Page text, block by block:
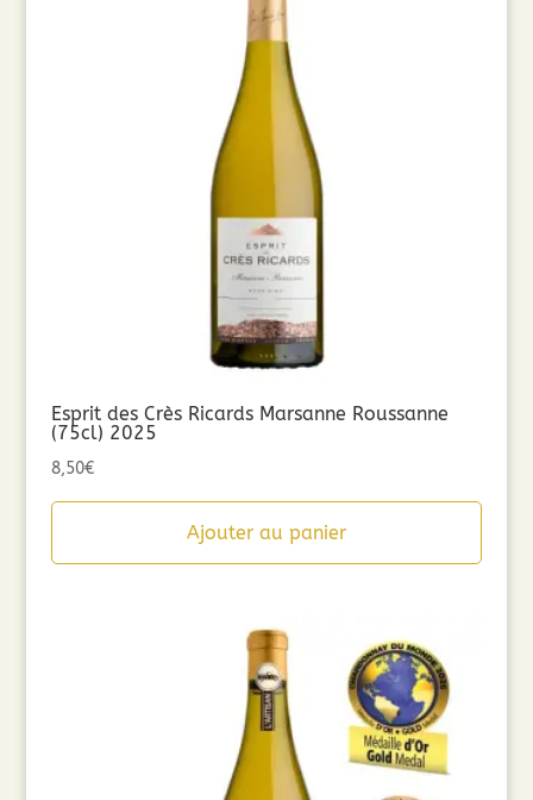
Esprit des Crès Ricards Marsanne Roussanne
(75cl) 2025
8,50€
Ajouter au panier